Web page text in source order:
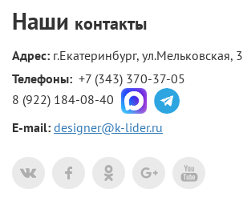
Наши контакты
Адрес: г.Екатеринбург, ул.Мельковская, 3
Телефоны: +7 (343) 370-37-05
8 (922) 184-08-40
E-mail: designer@k-lider.ru